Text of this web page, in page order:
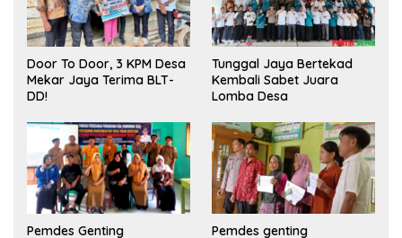
Door To Door, 3 KPM Desa
Mekar Jaya Terima BLT-
DD!
Tunggal Jaya Bertekad
Kembali Sabet Juara
Lomba Desa
Pemdes Genting
Pemdes genting